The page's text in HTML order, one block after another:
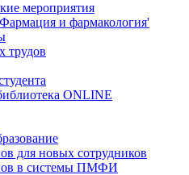
мероприятия
и фармакология'
трудов
ONLINE
для новых сотрудников
в системы ПМФИ